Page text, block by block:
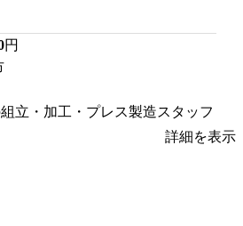
円
立・加工・プレス製造スタッフ
詳細を表示